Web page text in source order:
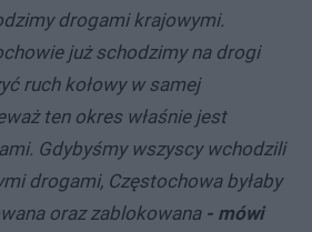
drogami krajowymi.
już schodzimy na drogi
ruch kołowy w samej
ten okres właśnie jest
Gdybyśmy wszyscy wchodzili
drogami, Częstochowa byłaby
oraz zablokowana - mówi